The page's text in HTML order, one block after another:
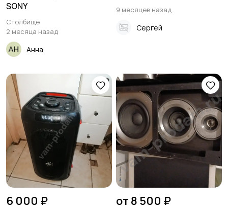
SONY
Столбище
2 месяца назад
Анна
9 месяцев назад
Сергей
6 000 ₽ от 8 500 ₽